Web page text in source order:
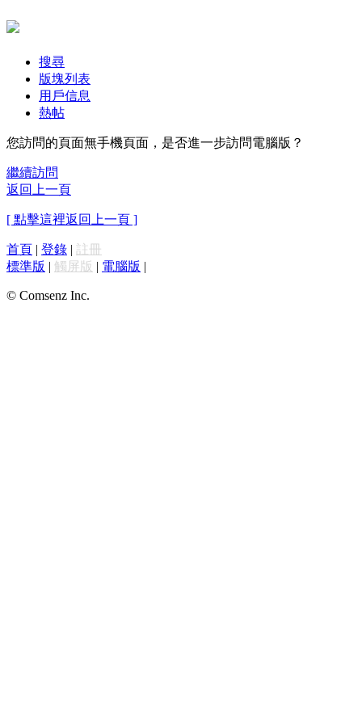
搜尋
版塊列表
用戶信息
熱帖
您訪問的頁面無手機頁面，是否進一步訪問電腦版？
繼續訪問
返回上一頁
[ 點擊這裡返回上一頁 ]
首頁 | 登錄 | 註冊
標準版 | 觸屏版 | 電腦版 |
© Comsenz Inc.